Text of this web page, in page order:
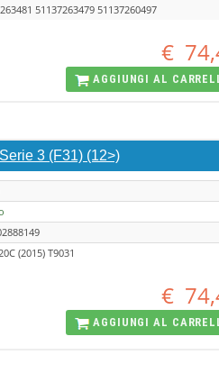
51137263479 51137260497
€
AGGIUNGI AL
3 (F31) (12>)
(2015) T9031
€
AGGIUNGI AL